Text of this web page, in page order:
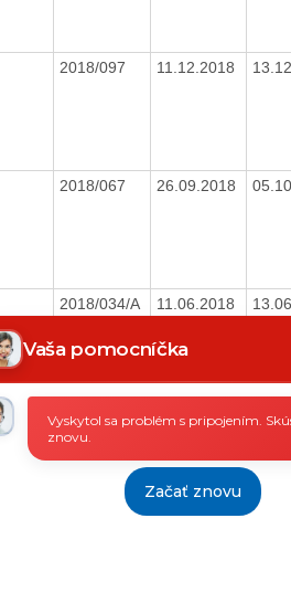
2018/097 11.12.2018
2018/067 26.09.2018
2018/034/A 11.06.2018
2018/086/A 07.12.2018
2018/035
Vaša pomocníčka
Vyskytol sa problém s pripojením.
znovu.
Začať znovu